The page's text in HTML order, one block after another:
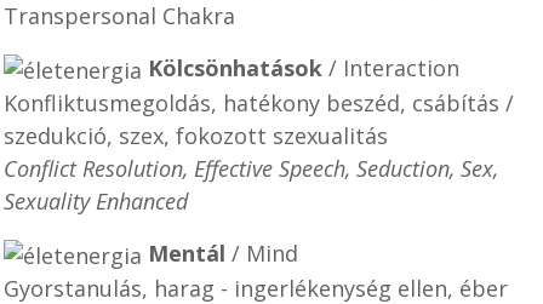
Transpersonal Chakra
Kölcsönhatások / Interaction
Konfliktusmegoldás, hatékony beszéd, csábítás /
szedukció, szex, fokozott szexualitás
Conflict Resolution, Effective Speech, Seduction, Sex,
Sexuality Enhanced
Mentál / Mind
Gyorstanulás, harag - ingerlékenység ellen, éber